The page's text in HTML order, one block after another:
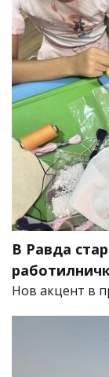
В Равда
Нов акцент в